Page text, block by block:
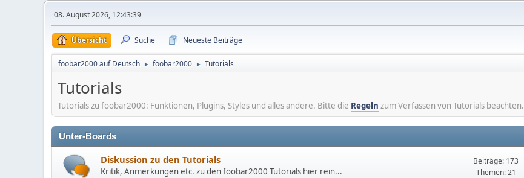
08. August 2026, 12:43:39
Übersicht Suche Neueste Beiträge
foobar2000 auf Deutsch ► foobar2000 ► Tutorials
Tutorials
Tutorials zu foobar2000: Funktionen, Plugins, Styles und alles andere. Bitte die Regeln zum Verfassen von Tutorials beachten.
Unter-Boards
Diskussion zu den Tutorials
Kritik, Anmerkungen etc. zu den foobar2000 Tutorials hier rein...
Beiträge: 173
Themen: 21